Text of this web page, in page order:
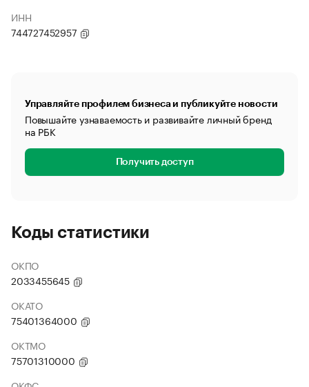
ИНН
744727452957
Управляйте профилем бизнеса и публикуйте новости
Повышайте узнаваемость и развивайте личный бренд
на РБК
Получить доступ
Коды статистики
ОКПО
2033455645
ОКАТО
75401364000
ОКТМО
75701310000